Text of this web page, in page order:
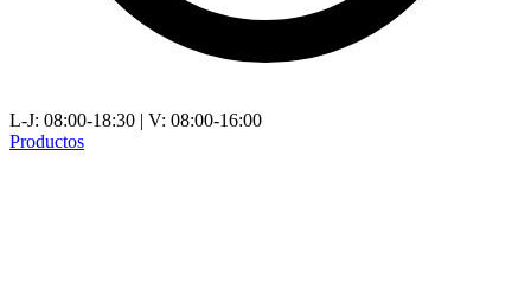
L-J: 08:00-18:30 | V: 08:00-16:00
Productos